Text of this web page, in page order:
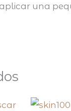
una